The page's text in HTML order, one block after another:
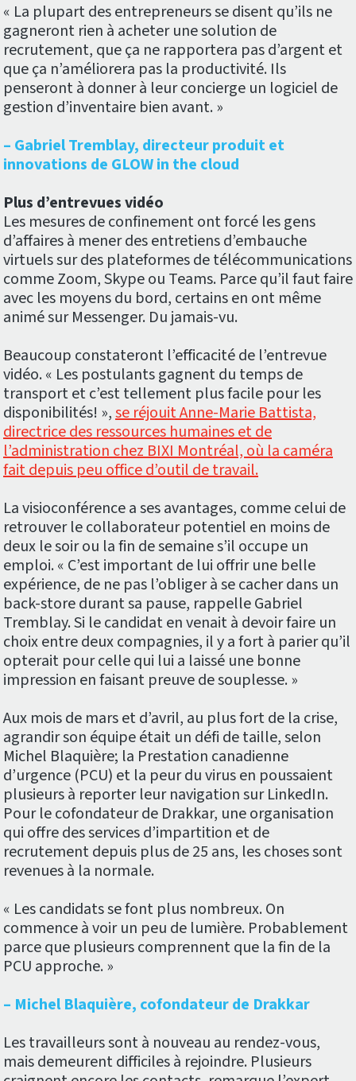
« La plupart des entrepreneurs se disent qu’ils ne
gagneront rien à acheter une solution de
recrutement, que ça ne rapportera pas d’argent et
que ça n’améliorera pas la productivité. Ils
penseront à donner à leur concierge un logiciel de
gestion d’inventaire bien avant. »
– Gabriel Tremblay, directeur produit et
innovations de GLOW in the cloud
Plus d’entrevues vidéo
Les mesures de confinement ont forcé les gens
d’affaires à mener des entretiens d’embauche
virtuels sur des plateformes de télécommunications
comme Zoom, Skype ou Teams. Parce qu’il faut faire
avec les moyens du bord, certains en ont même
animé sur Messenger. Du jamais-vu.
Beaucoup constateront l’efficacité de l’entrevue
vidéo. « Les postulants gagnent du temps de
transport et c’est tellement plus facile pour les
disponibilités! »,se réjouit Anne-Marie Battista,
directrice des ressources humaines et de
l’administration chez BIXI Montréal, où la caméra
fait depuis peu office d’outil de travail.
La visioconférence a ses avantages, comme celui de
retrouver le collaborateur potentiel en moins de
deux le soir ou la fin de semaine s’il occupe un
emploi. « C’est important de lui offrir une belle
expérience, de ne pas l’obliger à se cacher dans un
back-store durant sa pause, rappelle Gabriel
Tremblay. Si le candidat en venait à devoir faire un
choix entre deux compagnies, il y a fort à parier qu’il
opterait pour celle qui lui a laissé une bonne
impression en faisant preuve de souplesse. »
Aux mois de mars et d’avril, au plus fort de la crise,
agrandir son équipe était un défi de taille, selon
Michel Blaquière; la Prestation canadienne
d’urgence (PCU) et la peur du virus en poussaient
plusieurs à reporter leur navigation sur LinkedIn.
Pour le cofondateur de Drakkar, une organisation
qui offre des services d’impartition et de
recrutement depuis plus de 25 ans, les choses sont
revenues à la normale.
« Les candidats se font plus nombreux. On
commence à voir un peu de lumière. Probablement
parce que plusieurs comprennent que la fin de la
PCU approche. »
– Michel Blaquière, cofondateur de Drakkar
Les travailleurs sont à nouveau au rendez-vous,
mais demeurent difficiles à rejoindre. Plusieurs